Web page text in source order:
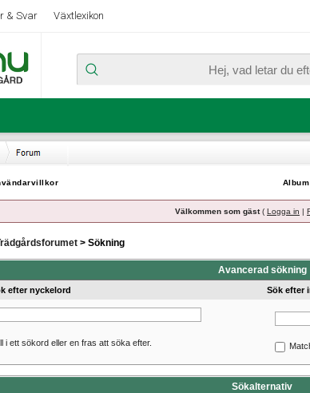
& Svar Växtlexikon
Album
Välkommen som gäst( Logga in |
> Sökning
Avancerad sökning
efter nyckelord Sök efter
i ett sökord eller en fras att söka efter.
Sökalternativ